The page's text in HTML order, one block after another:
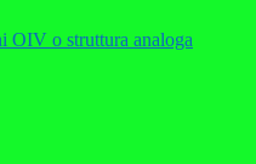
OIV o struttura analoga